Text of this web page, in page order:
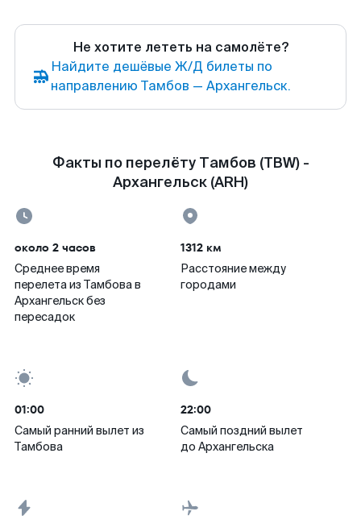
Не хотите лететь на самолёте?
Найдите дешёвые Ж/Д билеты по
направлению Тамбов — Архангельск.
Факты по перелёту Тамбов (TBW) -
Архангельск (ARH)
около 2 часов
Среднее время
перелета из Тамбова в
Архангельск без
пересадок
1312 км
Расстояние между
городами
01:00
Самый ранний вылет из
Тамбова
22:00
Самый поздний вылет
до Архангельска